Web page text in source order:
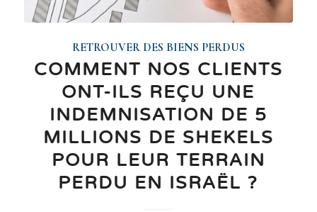
RETROUVER DES BIENS PERDUS
COMMENT NOS CLIENTS
ONT-ILS REÇU UNE
INDEMNISATION DE 5
MILLIONS DE SHEKELS
POUR LEUR TERRAIN
PERDU EN ISRAËL ?